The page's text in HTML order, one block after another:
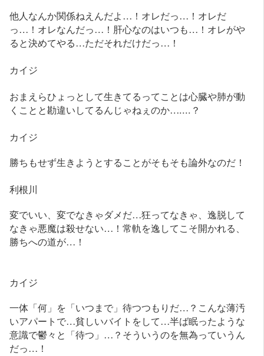
他人なんか関係ねえんだよ…！オレだっ…！オレだ
っ…！オレなんだっ…！肝心なのはいつも…！オレがや
ると決めてやる…ただそれだけだっ…！
カイジ
おまえらひょっとして生きてるってことは心臓や肺が動
くことと勘違いしてるんじゃねぇのか…....？
カイジ
勝ちもせず生きようとすることがそもそも論外なのだ！
利根川
変でいい、変でなきゃダメだ…狂ってなきゃ、逸脱して
なきゃ悪魔は殺せない…！常軌を逸してこそ開かれる、
勝ちへの道が…！
カイジ
一体「何」を「いつまで」待つつもりだ…？こんな薄汚
いアパートで…貧しいバイトをして…半ば眠ったような
意識で鬱々と「待つ」…？そういうのを無為っていうん
だっ…！